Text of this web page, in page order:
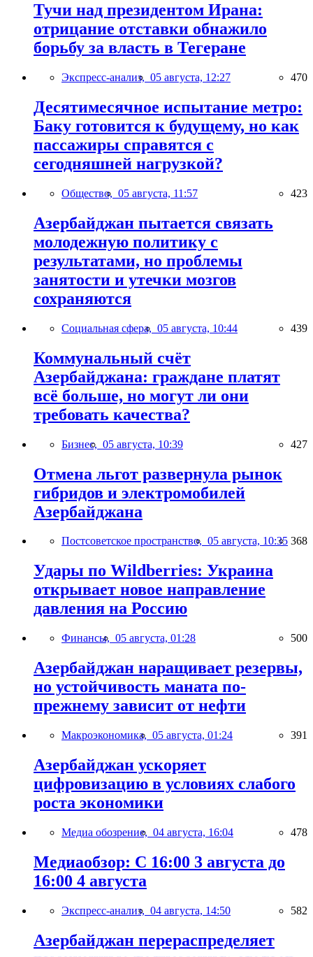
Тучи над президентом Ирана:
отрицание отставки обнажило
борьбу за власть в Тегеране
Экспресс-анализ, 05 августа, 12:27 470
Десятимесячное испытание метро:
Баку готовится к будущему, но как
пассажиры справятся с
сегодняшней нагрузкой?
Общество, 05 августа, 11:57 423
Азербайджан пытается связать
молодежную политику с
результатами, но проблемы
занятости и утечки мозгов
сохраняются
Социальная сфера, 05 августа, 10:44 439
Коммунальный счёт
Азербайджана: граждане платят
всё больше, но могут ли они
требовать качества?
Бизнес, 05 августа, 10:39 427
Отмена льгот развернула рынок
гибридов и электромобилей
Азербайджана
Постсоветское пространство, 05 августа, 10:35 368
Удары по Wildberries: Украина
открывает новое направление
давления на Россию
Финансы, 05 августа, 01:28 500
Азербайджан наращивает резервы,
но устойчивость маната по-
прежнему зависит от нефти
Макроэкономика, 05 августа, 01:24 391
Азербайджан ускоряет
цифровизацию в условиях слабого
роста экономики
Медиа обозрение, 04 августа, 16:04 478
Медиаобзор: С 16:00 3 августа до
16:00 4 августа
Экспресс-анализ, 04 августа, 14:50 582
Азербайджан перераспределяет